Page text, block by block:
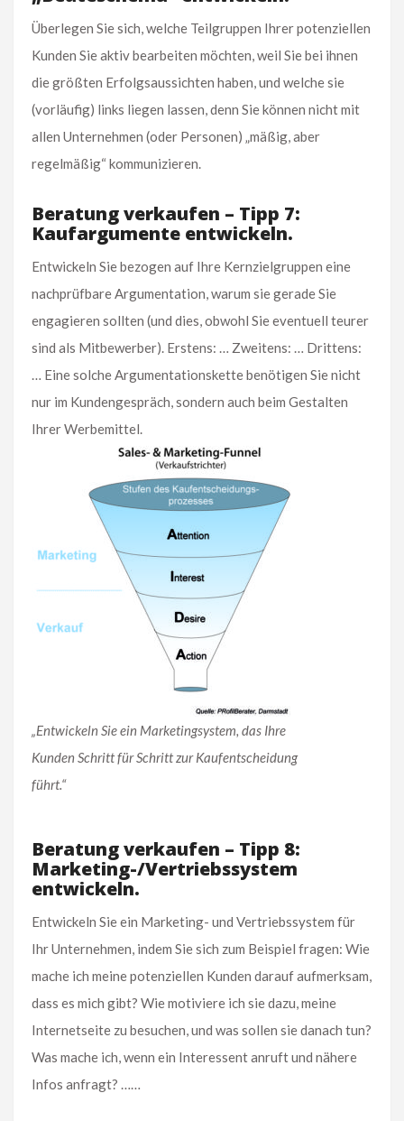
Überlegen Sie sich, welche Teilgruppen Ihrer potenziellen
Kunden Sie aktiv bearbeiten möchten, weil Sie bei ihnen
die größten Erfolgsaussichten haben, und welche sie
(vorläufig) links liegen lassen, denn Sie können nicht mit
allen Unternehmen (oder Personen) „mäßig, aber
regelmäßig“ kommunizieren.
Beratung verkaufen – Tipp 7:
Kaufargumente entwickeln.
Entwickeln Sie bezogen auf Ihre Kernzielgruppen eine
nachprüfbare Argumentation, warum sie gerade Sie
engagieren sollten (und dies, obwohl Sie eventuell teurer
sind als Mitbewerber). Erstens: … Zweitens: … Drittens:
… Eine solche Argumentationskette benötigen Sie nicht
nur im Kundengespräch, sondern auch beim Gestalten
Ihrer Werbemittel.
„Entwickeln Sie ein Marketingsystem, das Ihre
Kunden Schritt für Schritt zur Kaufentscheidung
führt.“
Beratung verkaufen – Tipp 8:
Marketing-/Vertriebssystem
entwickeln.
Entwickeln Sie ein Marketing- und Vertriebssystem für
Ihr Unternehmen, indem Sie sich zum Beispiel fragen: Wie
mache ich meine potenziellen Kunden darauf aufmerksam,
dass es mich gibt? Wie motiviere ich sie dazu, meine
Internetseite zu besuchen, und was sollen sie danach tun?
Was mache ich, wenn ein Interessent anruft und nähere
Infos anfragt? ……